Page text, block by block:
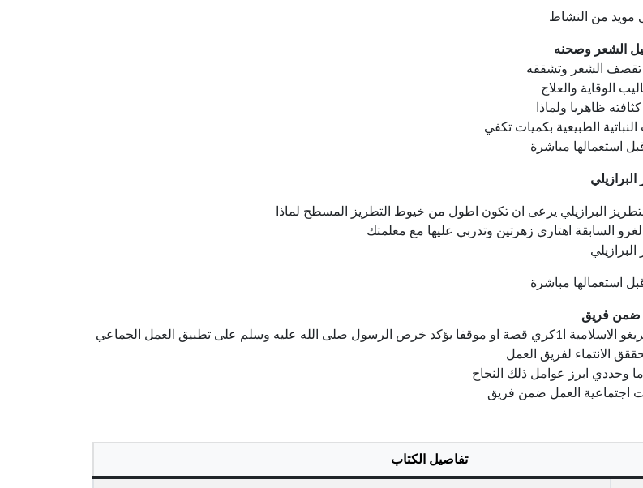
مويد من النشاط
الشعر وصحنه
تقصف الشعر وتشققه
الوقاية والعلاج
ظاهريا ولماذا
الطبيعية بكميات تكفي
استعمالها مباشرة
البرازيلي يرعى ان تكون اطول من خيوط التطريز المسطح لماذا
السابقة اهتاري زهرتين وتدربي عليها مع معلمتك
استعمالها مباشرة
ضمن فريق
الله عليه وسلم على تطبيق العمل الجماعي
الانتماء لفريق العمل
وحددي ابرز عوامل ذلك النجاح
اجتماعية العمل ضمن فريق
تفاصيل الكتاب